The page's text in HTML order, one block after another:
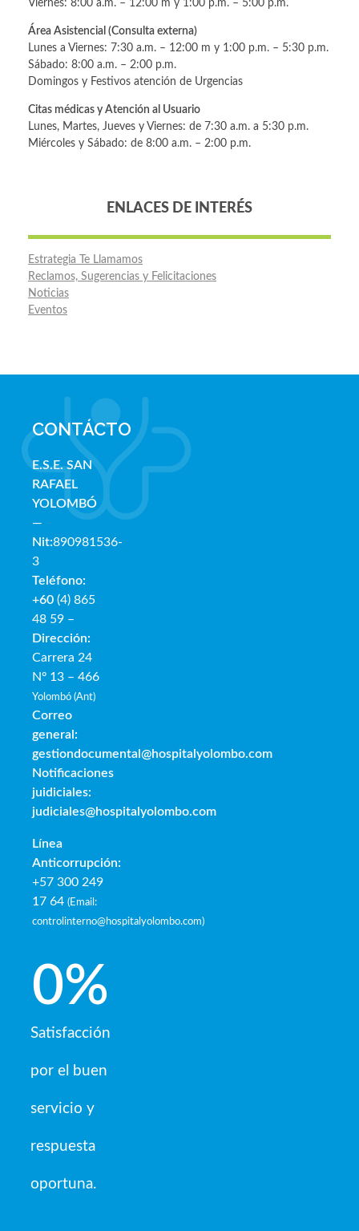
Viernes: 8:00 a.m. – 12:00 m y 1:00 p.m. – 5:00 p.m.
Área Asistencial (Consulta externa)
Lunes a Viernes: 7:30 a.m. – 12:00 m y 1:00 p.m. – 5:30 p.m.
Sábado: 8:00 a.m. – 2:00 p.m.
Domingos y Festivos atención de Urgencias
Citas médicas y Atención al Usuario
Lunes, Martes, Jueves y Viernes: de 7:30 a.m. a 5:30 p.m.
Miércoles y Sábado: de 8:00 a.m. – 2:00 p.m.
ENLACES DE INTERÉS
Estrategia Te Llamamos
Reclamos, Sugerencias y Felicitaciones
Noticias
Eventos
CONTÁCTO
E.S.E. SAN
RAFAEL
YOLOMBÓ
—
Nit:890981536-
3
Teléfono:
+60 (4) 865
48 59 –
Dirección:
Carrera 24
Nº 13 – 466
Yolombó (Ant)
Correo
general:
gestiondocumental@hospitalyolombo.com
Notificaciones
juidiciales:
judiciales@hospitalyolombo.com
Línea
Anticorrupción:
+57 300 249
17 64 (Email:
controlinterno@hospitalyolombo.com)
Satisfacción
por el buen
servicio y
respuesta
oportuna.
0%